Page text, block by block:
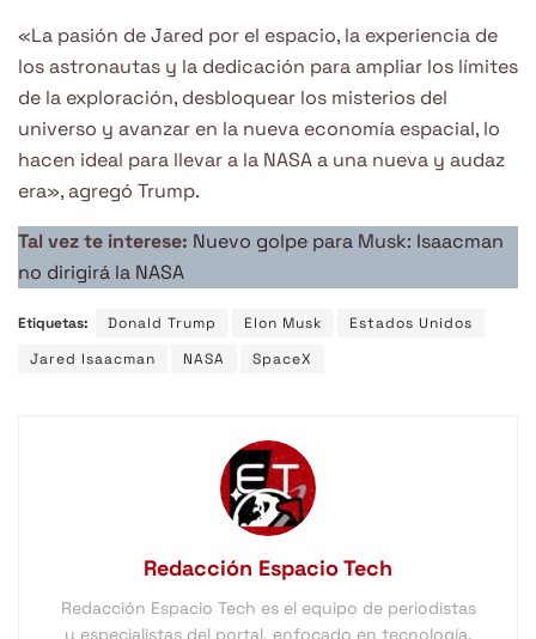
«La pasión de Jared por el espacio, la experiencia de
los astronautas y la dedicación para ampliar los límites
de la exploración, desbloquear los misterios del
universo y avanzar en la nueva economía espacial, lo
hacen ideal para llevar a la NASA a una nueva y audaz
era», agregó Trump.
Tal vez te interese: Nuevo golpe para Musk: Isaacman
no dirigirá la NASA
Etiquetas: Donald Trump Elon Musk
Estados Unidos
Jared Isaacman
NASA SpaceX
Redacción Espacio Tech
Redacción Espacio Tech es el equipo de periodistas
y especialistas del portal, enfocado en tecnología,